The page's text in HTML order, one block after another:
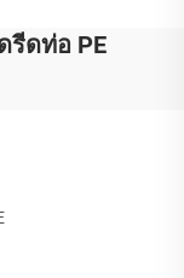
รีดท่อ PE